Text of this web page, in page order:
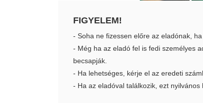
FIGYELEM!
- Soha ne fizessen előre az eladónak, ha
- Még ha az eladó fel is fedi személyes
becsapják.
- Ha lehetséges, kérje el az eredeti
- Ha az eladóval találkozik, ezt nyilvános